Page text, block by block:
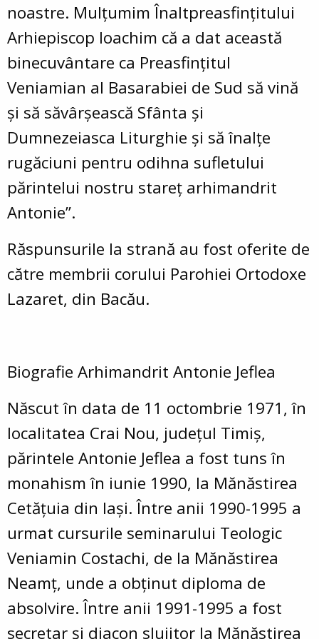
noastre. Mulțumim Înaltpreasfințitului
Arhiepiscop Ioachim că a dat această
binecuvântare ca Preasfințitul
Veniamian al Basarabiei de Sud să vină
și să săvârșească Sfânta și
Dumnezeiasca Liturghie și să înalțe
rugăciuni pentru odihna sufletului
părintelui nostru stareț arhimandrit
Antonie”.
Răspunsurile la strană au fost oferite de
către membrii corului Parohiei Ortodoxe
Lazaret, din Bacău.
Biografie Arhimandrit Antonie Jeflea
Născut în data de 11 octombrie 1971, în
localitatea Crai Nou, județul Timiș,
părintele Antonie Jeflea a fost tuns în
monahism în iunie 1990, la Mănăstirea
Cetățuia din Iași. Între anii 1990-1995 a
urmat cursurile seminarului Teologic
Veniamin Costachi, de la Mănăstirea
Neamț, unde a obținut diploma de
absolvire. Între anii 1991-1995 a fost
secretar și diacon slujitor la Mănăstirea